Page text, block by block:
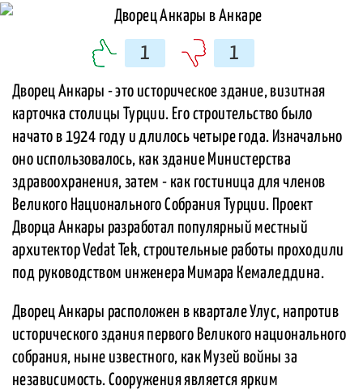
1 1
Дворец Анкары - это историческое здание, визитная
карточка столицы Турции. Его строительство было
начато в 1924 году и длилось четыре года. Изначально
оно использовалось, как здание Министерства
здравоохранения, затем - как гостиница для членов
Великого Национального Собрания Турции. Проект
Дворца Анкары разработал популярный местный
архитектор Vedat Tek, строительные работы проходили
под руководством инженера Мимара Кемаледдина.
Дворец Анкары расположен в квартале Улус, напротив
исторического здания первого Великого национального
собрания, ныне известного, как Музей войны за
независимость. Сооружения является ярким